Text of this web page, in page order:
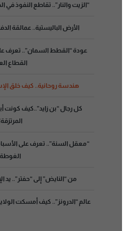
“الزيت والنار”.. تقاطع النفوذ في
الأرض الباليستية.. عمالقة
عودة “القطط السمان”.. تعرف
القطاع
هندسة روحانية.. كيف خلق
كل رجال “بن زايد”..كيف كونت
المرتزقة؟
“معقل السنة”.. تعرف على
الغوطة
من “النايض” إلى “حفتر”.. يد
عالم “الدرونز”.. كيف أمسكت